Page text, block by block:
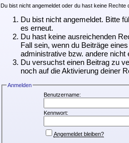
Du bist nicht angemeldet oder du hast keine
Du bist nicht angemeldet. Bitte
es erneut.
Du hast keine ausreichenden
Fall sein, wenn du Beiträge
administrative bzw. andere nicht
Du versuchst einen Beitrag zu
noch auf die Aktivierung deiner
Anmelden
Benutzername:
Kennwort:
Angemeldet bleiben?